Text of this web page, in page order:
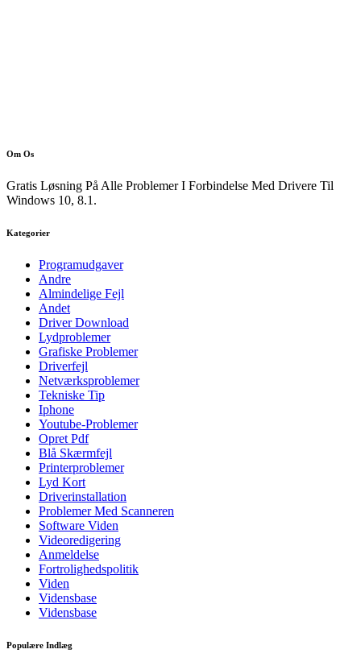
Om Os
Gratis Løsning På Alle Problemer I Forbindelse Med Drivere Til
Windows 10, 8.1.
Kategorier
Programudgaver
Andre
Almindelige Fejl
Andet
Driver Download
Lydproblemer
Grafiske Problemer
Driverfejl
Netværksproblemer
Tekniske Tip
Iphone
Youtube-Problemer
Opret Pdf
Blå Skærmfejl
Printerproblemer
Lyd Kort
Driverinstallation
Problemer Med Scanneren
Software Viden
Videoredigering
Anmeldelse
Fortrolighedspolitik
Viden
Vidensbase
Vidensbase
Populære Indlæg